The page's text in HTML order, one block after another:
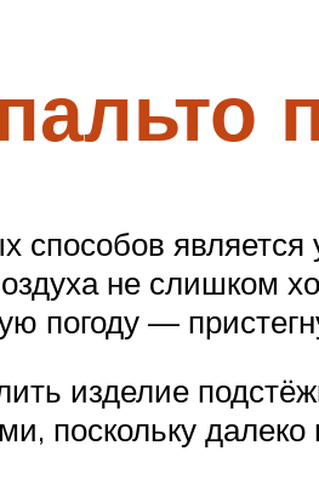
является
не слишком
погоду —
изделие
поскольку далеко